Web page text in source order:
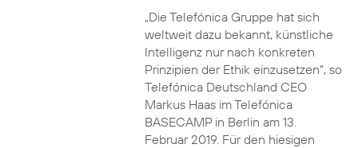
„Die Telefónica Gruppe hat sich
weltweit dazu bekannt, künstliche
Intelligenz nur nach konkreten
Prinzipien der Ethik einzusetzen“, so
Telefónica Deutschland CEO
Markus Haas im Telefónica
BASECAMP in Berlin am 13.
Februar 2019. Für den hiesigen